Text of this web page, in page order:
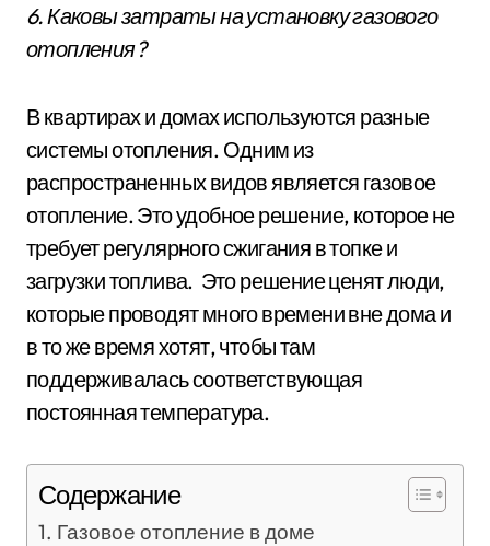
6. Каковы затраты на установку газового
отопления?
В квартирах и домах используются разные
системы отопления. Одним из
распространенных видов является газовое
отопление. Это удобное решение, которое не
требует регулярного сжигания в топке и
загрузки топлива. Это решение ценят люди,
которые проводят много времени вне дома и
в то же время хотят, чтобы там
поддерживалась соответствующая
постоянная температура.
Содержание
Газовое отопление в доме